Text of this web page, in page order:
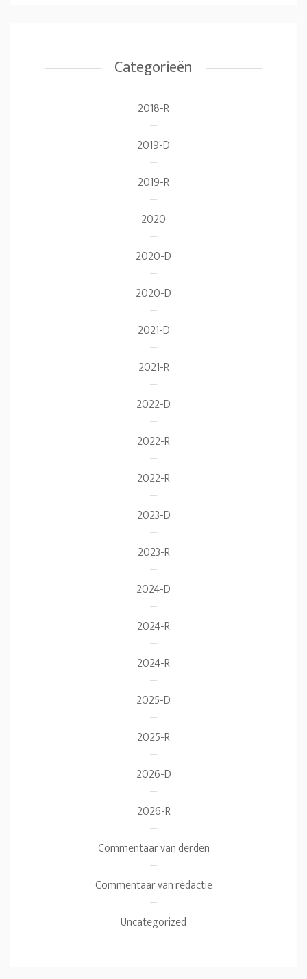
Categorieën
2018-R
2019-D
2019-R
2020
2020-D
2020-D
2021-D
2021-R
2022-D
2022-R
2022-R
2023-D
2023-R
2024-D
2024-R
2024-R
2025-D
2025-R
2026-D
2026-R
Commentaar van derden
Commentaar van redactie
Uncategorized